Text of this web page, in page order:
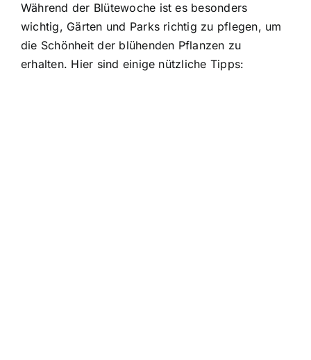
Während der Blütewoche ist es besonders
wichtig, Gärten und Parks richtig zu pflegen, um
die Schönheit der blühenden Pflanzen zu
erhalten. Hier sind einige nützliche Tipps: